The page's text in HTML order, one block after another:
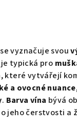
se vyznačuje svou
typická pro
, které vytvářejí
a ovocné nuance
. Barva vína bývá
jeho čerstvosti a